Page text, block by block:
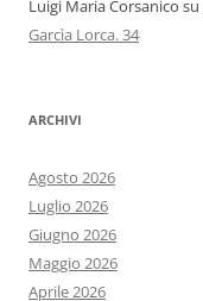
Luigi Maria Corsanico su
Garcìa Lorca. 34
ARCHIVI
Agosto 2026
Luglio 2026
Giugno 2026
Maggio 2026
Aprile 2026